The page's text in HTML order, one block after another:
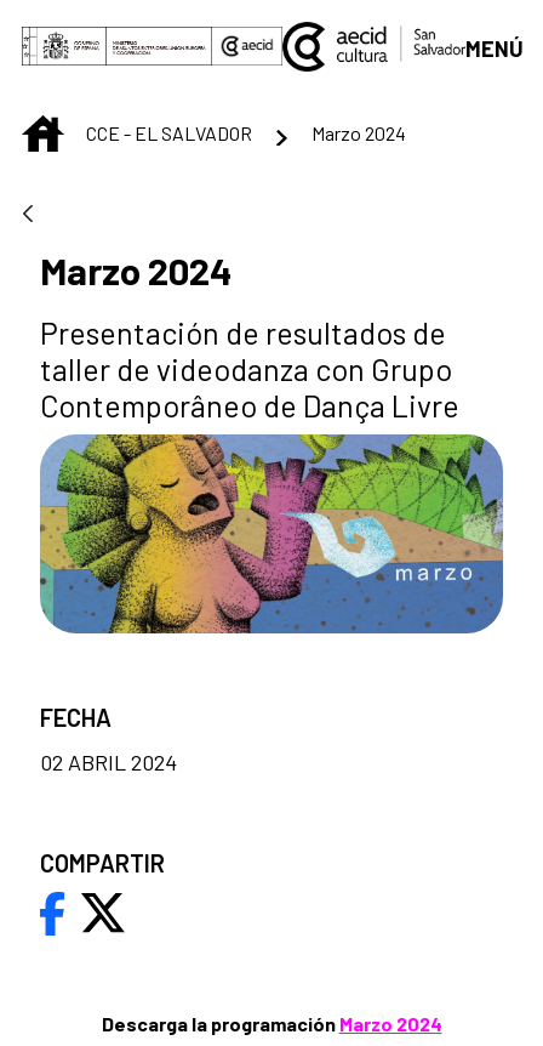
Saltar al contenido principal
MENÚ
INICIOCCE - EL SALVADOR Marzo 2024
Marzo 2024
Presentación de resultados de
taller de videodanza con Grupo
Contemporâneo de Dança Livre
Descarga la programación Marzo 2024
FECHA
02 ABRIL 2024
COMPARTIR